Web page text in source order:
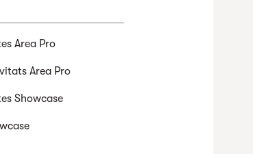
Area Pro
Area Pro
Showcase